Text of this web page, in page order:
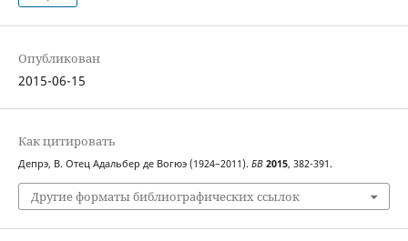
Опубликован
2015-06-15
Как цитировать
Депрэ, В. Отец Адальбер де Вогюэ (1924–2011). БВ 2015, 382-391.
Другие форматы библиографических ссылок